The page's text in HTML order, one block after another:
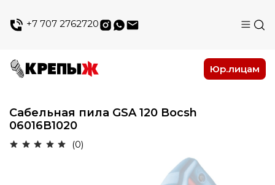
+7 707 2762720
Юр.лицам
Сабельная пила GSA 120 Bocsh
06016B1020
(0)